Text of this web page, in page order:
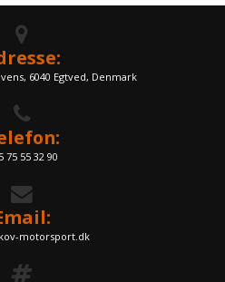
6040 Egtved, Denmark
75 55 32 90
motorsport.dk